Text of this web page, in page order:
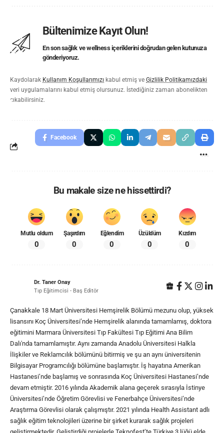
Bültenimize Kayıt Olun!
En son sağlık ve wellness içeriklerini doğrudan gelen kutunuza
gönderiyoruz.
Kaydolarak Kullanım Koşullarımızı kabul etmiş ve Gizlilik Politikamızdaki
veri uygulamalarını kabul etmiş olursunuz. İstediğiniz zaman abonelikten
çıkabilirsiniz.
Facebook
Bu makale size ne hissettirdi?
Mutlu oldum
0
Şaşırdım
0
Eğlendim
0
Üzüldüm
0
Kızdım
0
Dr. Taner Onay
Tıp Eğitimcisi - Baş Editör
Çanakkale 18 Mart Üniversitesi Hemşirelik Bölümü mezunu olup, yüksek
lisansını Koç Üniversitesi’nde Hemşirelik alanında tamamlamış, doktora
eğitimini Marmara Üniversitesi Tıp Fakültesi Tıp Eğitimi Ana Bilim
Dalı'nda tamamlamıştır. Aynı zamanda Anadolu Üniversitesi Halkla
İlişkiler ve Reklamcılık bölümünü bitirmiş ve şu an aynı üniversitenin
Bilgisayar Programcılığı bölümüne başlamıştır. İş hayatına Amerikan
Hastanesi’nde başlamış ve sonrasında Koç Üniversitesi Hastanesi’nde
devam etmiştir. 2016 yılında Akademik alana geçerek sırasıyla İstinye
Üniversitesi’nde Öğretim Görevlisi ve Fenerbahçe Üniversitesi’nde
Araştırma Görevlisi olarak çalışmıştır. 2021 yılında Health Assistant adlı
sağlık eğitim teknolojileri üzerine bir şirket kurarak sağlık projeleri